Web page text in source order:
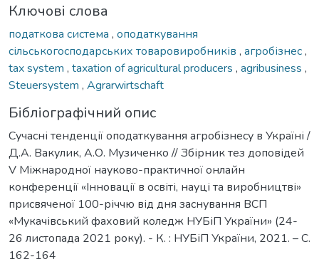
Ключові слова
податкова система , оподаткування
сільськогосподарських товаровиробників , агробізнес,
tax system , taxation of agricultural producers , agribusiness ,
Steuersystem , Agrarwirtschaft
Бібліографічний опис
Сучасні тенденції оподаткування агробізнесу в Україні /
Д.А. Вакулик, А.О. Музиченко // Збірник тез доповідей
V Міжнародної науково-практичної онлайн
конференції «Інновації в освіті, науці та виробництві»
присвяченої 100-річчю від дня заснування ВСП
«Мукачівський фаховий коледж НУБіП України» (24-
26 листопада 2021 року). - К. : НУБіП України, 2021. – С.
162-164